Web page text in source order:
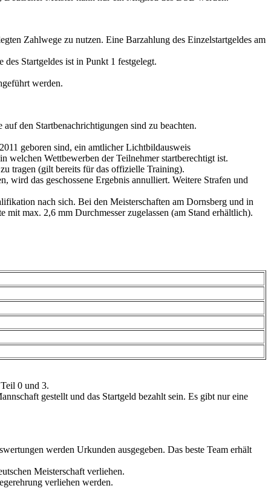
Zahlwege zu nutzen. Eine Barzahlung des Einzelstartgeldes am
Startgeldes ist in Punkt 1 festgelegt.
werden.
den Startbenachrichtigungen sind zu beachten.
geboren sind, ein amtlicher Lichtbildausweis
welchen Wettbewerben der Teilnehmer startberechtigt ist.
tragen (gilt bereits für das offizielle Training).
wird das geschossene Ergebnis annulliert. Weitere Strafen und
nach sich. Bei den Meisterschaften am Dornsberg und in
max. 2,6 mm Durchmesser zugelassen (am Stand erhältlich).
0 und 3.
gestellt und das Startgeld bezahlt sein. Es gibt nur eine
werden Urkunden ausgegeben. Das beste Team erhält
Meisterschaft verliehen.
verliehen werden.